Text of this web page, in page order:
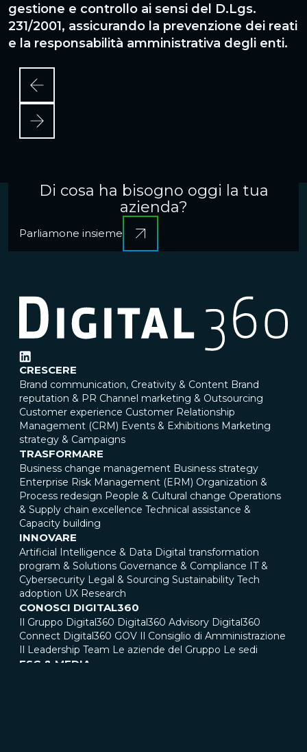
gestione e controllo ai sensi del D.Lgs.
231/2001, assicurando la prevenzione dei reati
e la responsabilità amministrativa degli enti.
Di cosa ha bisogno oggi la tua
azienda?
Parliamone insieme
CRESCERE
Brand communication, Creativity & Content Brand
reputation & PR Channel marketing & Outsourcing
Customer experience Customer Relationship
Management (CRM) Events & Exhibitions Marketing
strategy & Campaigns
TRASFORMARE
Business change management Business strategy
Enterprise Risk Management (ERM) Organization &
Process redesign People & Cultural change Operations
& Supply chain excellence Technical assistance &
Capacity building
INNOVARE
Artificial Intelligence & Data Digital transformation
program & Solutions Governance & Compliance IT &
Cybersecurity Legal & Sourcing Sustainability Tech
adoption UX Research
CONOSCI DIGITAL360
Il Gruppo Digital360 Digital360 Advisory Digital360
Connect Digital360 GOV Il Consiglio di Amministrazione
Il Leadership Team Le aziende del Gruppo Le sedi
ESG & MEDIA